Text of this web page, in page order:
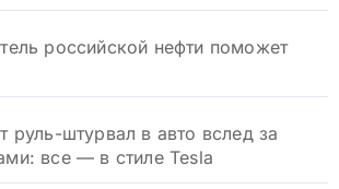
российской нефти поможет
руль-штурвал в авто вслед за
все — в стиле Tesla